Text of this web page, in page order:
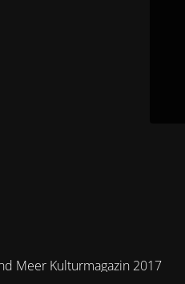
Meer Kulturmagazin 2017